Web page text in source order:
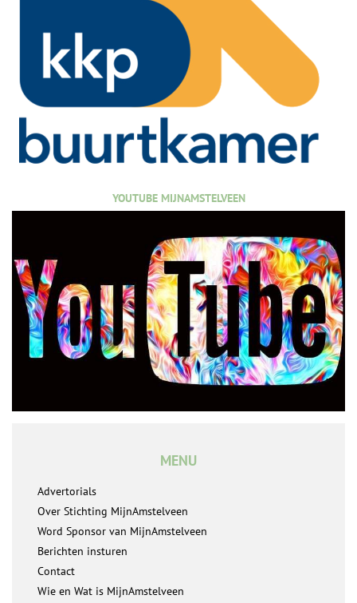
YOUTUBE MIJNAMSTELVEEN
MENU
Advertorials
Over Stichting MijnAmstelveen
Word Sponsor van MijnAmstelveen
Berichten insturen
Contact
Wie en Wat is MijnAmstelveen